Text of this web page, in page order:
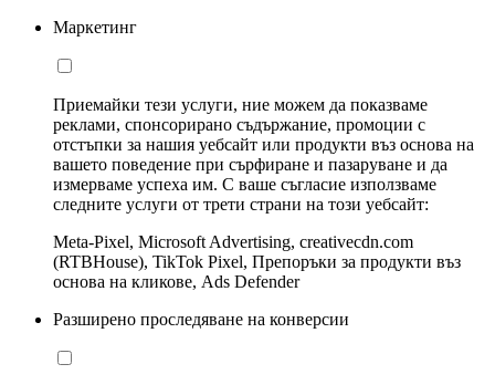
Маркетинг
Приемайки тези услуги, ние можем да показваме
реклами, спонсорирано съдържание, промоции с
отстъпки за нашия уебсайт или продукти въз основа на
вашето поведение при сърфиране и пазаруване и да
измерваме успеха им. С ваше съгласие използваме
следните услуги от трети страни на този уебсайт:
Meta-Pixel, Microsoft Advertising, creativecdn.com
(RTBHouse), TikTok Pixel, Препоръки за продукти въз
основа на кликове, Ads Defender
Разширено проследяване на конверсии